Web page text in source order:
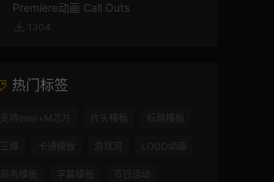
Premiere动画 Call Outs
1304
热门标签
支持Intel+M芯片 片头模板 标题模板
三维 卡通模板 游戏风 LOGO动画
商务模板 字幕模板 节日活动